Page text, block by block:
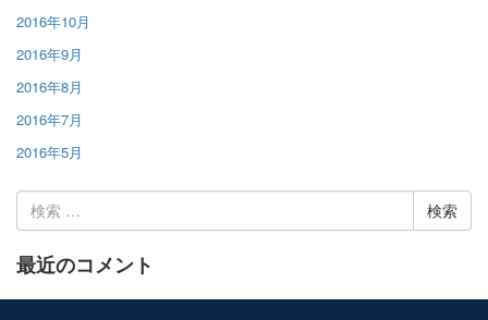
2016年10月
2016年9月
2016年8月
2016年7月
2016年5月
索:
最近のコメント